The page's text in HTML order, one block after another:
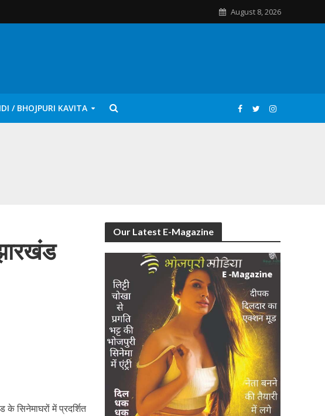
August 8, 2026
/ BHOJPURI KAVITA
के सिनेमाघरों में प्रदर्शित
Our Latest E-Magazine